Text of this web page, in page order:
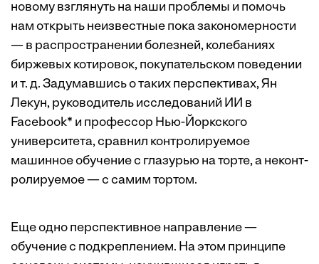
новому взглянуть на наши проблемы и помочь
нам открыть неизвестные пока закономерности
— в распространении болезней, колебаниях
биржевых котировок, покупательском поведении
и т. д. Задумавшись о таких перспективах, Ян
Лекун, руководитель исследований ИИ в
Facebook* и профессор Нью-Йоркского
университета, сравнил контролируемое
машинное обучение с глазурью на торте, а неконт­
ролируемое — с самим тортом.
Еще одно перспективное направление —
обучение с подкреплением. На этом принципе